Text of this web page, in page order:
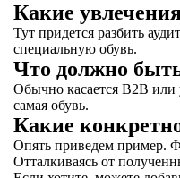
Какие
Тут придется разбить
специальную обувь.
Что должно
Обычно касается B2B или
самая обувь.
Какие
Опять приведем пример.
Отталкиваясь от